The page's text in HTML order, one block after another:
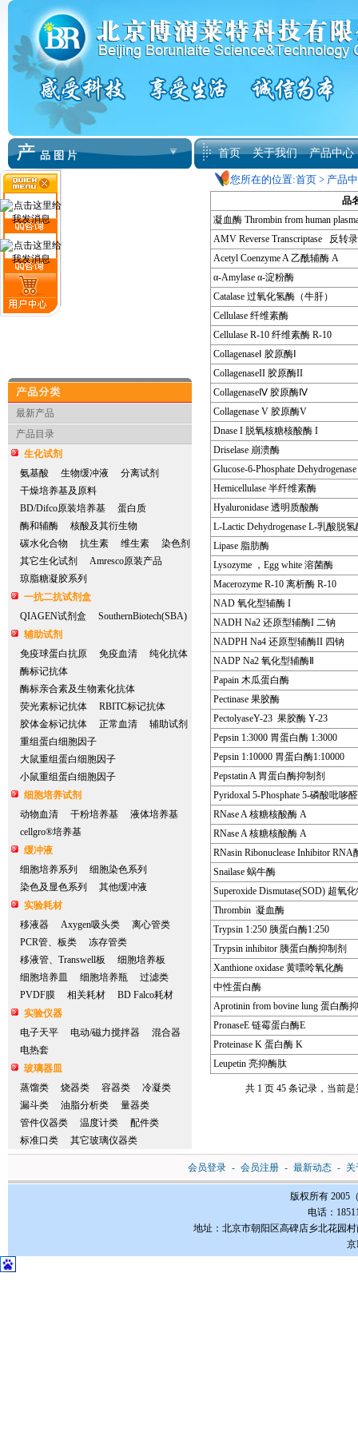
首页 关于我们 产品中心
产品分类
最新产品
产品目录
生化试剂
氨基酸
生物缓冲液
分离试剂
干燥培养基及原料
BD/Difco原装培养基
蛋白质
酶和辅酶
核酸及其衍生物
碳水化合物
抗生素 维生素
染色剂
其它生化试剂
Amresco原装产品
琼脂糖凝胶系列
一抗二抗试剂盒
QIAGEN试剂盒
SouthernBiotech(SBA)
辅助试剂
免疫球蛋白抗原
免疫血清
纯化抗体
酶标记抗体
酶标亲合素及生物素化抗体
荧光素标记抗体
RBITC标记抗体
胶体金标记抗体
正常血清
辅助试剂
重组蛋白细胞因子
大鼠重组蛋白细胞因子
小鼠重组蛋白细胞因子
细胞培养试剂
动物血清
干粉培养基
液体培养基
cellgro®培养基
缓冲液
细胞培养系列
细胞染色系列
染色及显色系列
其他缓冲液
实验耗材
移液器
Axygen吸头类
离心管类
PCR管、板类
冻存管类
移液管、Transwell板
细胞培养板
细胞培养皿
细胞培养瓶
过滤类
PVDF膜
相关耗材
BD Falco耗材
实验仪器
电子天平
电动/磁力搅拌器
混合器
电热套
玻璃器皿
蒸馏类
烧器类 容器类
冷凝类
漏斗类
油脂分析类
量器类
管件仪器类
温度计类
配件类
标准口类
其它玻璃仪器类
您所在的位置:首页 > 产品
品
凝血酶 Thrombin from human
AMV Reverse Transcriptase 反转
Acetyl Coenzyme A 乙酰辅酶 A
α-Amylase α-淀粉酶
Catalase 过氧化氢酶（牛肝）
Cellulase 纤维素酶
Cellulase R-10 纤维素酶 R-10
CollagenaseⅠ 胶原酶Ⅰ
CollagenaseII 胶原酶II
CollagenaseⅣ 胶原酶Ⅳ
Collagenase V 胶原酶V
Dnase I 脱氧核糖核酸酶 I
Driselase 崩溃酶
Glucose-6-Phosphate
Hemicellulase 半纤维素酶
Hyaluronidase 透明质酸酶
L-Lactic Dehydrogenase L-乳酸脱氢
Lipase 脂肪酶
Lysozyme ，Egg white 溶菌酶
Macerozyme R-10 离析酶 R-10
NAD 氧化型辅酶 I
NADH Na2 还原型辅酶I 二钠
NADPH Na4 还原型辅酶II 四钠
NADP Na2 氧化型辅酶Ⅱ
Papain 木瓜蛋白酶
Pectinase 果胶酶
PectolyaseY-23 果胶酶 Y-23
Pepsin 1:3000 胃蛋白酶 1:3000
Pepsin 1:10000 胃蛋白酶1:10000
Pepstatin A 胃蛋白酶抑制剂
Pyridoxal 5-Phosphate 5-磷酸吡哆醛
RNase A 核糖核酸酶 A
RNase A 核糖核酸酶 A
RNasin Ribonuclease Inhibitor RNA
Snailase 蜗牛酶
Superoxide Dismutase(SOD) 超氧
Thrombin 凝血酶
Trypsin 1:250 胰蛋白酶1:250
Trypsin inhibitor 胰蛋白酶抑制剂
Xanthione oxidase 黄嘌呤氧化酶
中性蛋白酶
Aprotinin from bovine lung 蛋白酶
PronaseE 链霉蛋白酶E
Proteinase K 蛋白酶 K
Leupetin 亮抑酶肽
共 1 页 45 条记录，当前是
会员登录 - 会员注册 - 最新动态 - 关
版权所有 2005
电话：
地址：北京市朝阳区高碑店乡北花园村
京